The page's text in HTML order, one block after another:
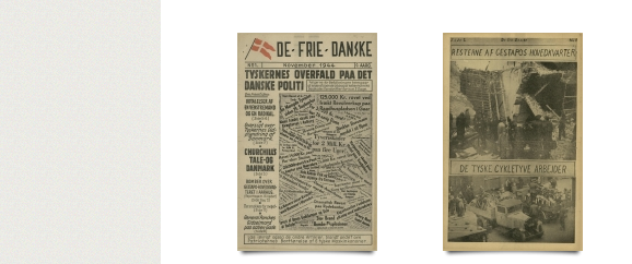
Yderligere tags
Aalborg Aarhus Aarhus Universitet Amerika Andersen,
Bendixen, Otto Chr., redaktør, Vanløse
Best, Werner Bjerredahl, fru
Christoffersen, Arne, sognepræst, Hyllinge
Churchill, Winston
Enghavevej, Kbh.
F Frankrig Frøslevlejren Fædrelandet
Larsen, Kjeld, redaktør
Holland Information, blad Istedgade,
Kastrup Lufthavn Krenchel, Ejnar, ors. Krieger, kaptajn, Helsingør
Langdraget, Vanløse
Lemminger, lagerekspedient, Kbh. London
Møgelvang, mekaniker, Kbh.
National-Socialisten